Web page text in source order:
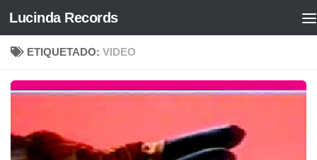
Saltar al contenido
Lucinda Records
ETIQUETADO: VIDEO